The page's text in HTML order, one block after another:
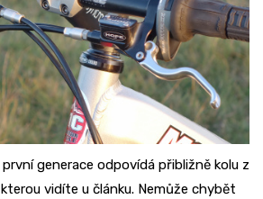
generace odpovídá přibližně kolu z
vidíte u článku. Nemůže chybět